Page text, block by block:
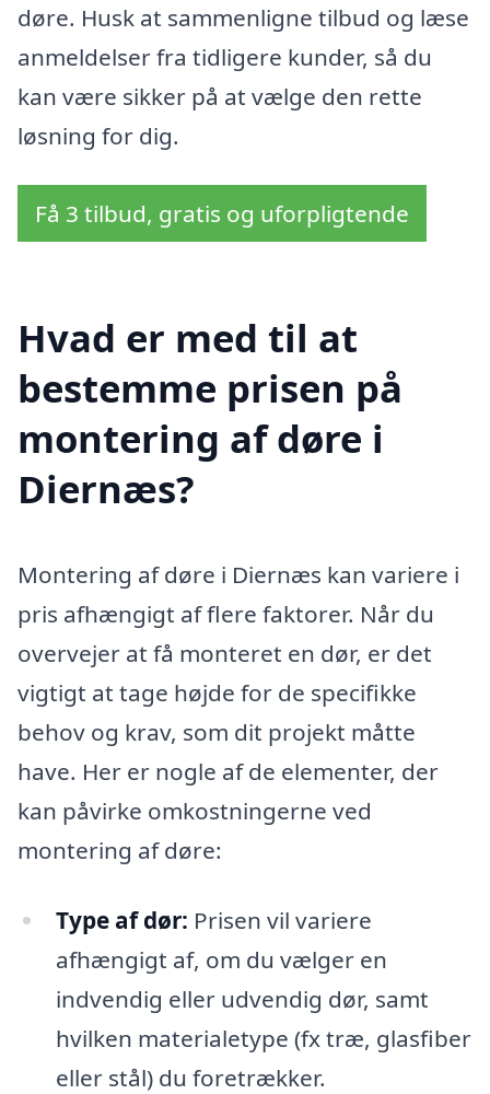
døre. Husk at sammenligne tilbud og læse
anmeldelser fra tidligere kunder, så du
kan være sikker på at vælge den rette
løsning for dig.
Få 3 tilbud, gratis og uforpligtende
Hvad er med til at
bestemme prisen på
montering af døre i
Diernæs?
Montering af døre i Diernæs kan variere i
pris afhængigt af flere faktorer. Når du
overvejer at få monteret en dør, er det
vigtigt at tage højde for de specifikke
behov og krav, som dit projekt måtte
have. Her er nogle af de elementer, der
kan påvirke omkostningerne ved
montering af døre:
Type af dør: Prisen vil variere
afhængigt af, om du vælger en
indvendig eller udvendig dør, samt
hvilken materialetype (fx træ, glasfiber
eller stål) du foretrækker.